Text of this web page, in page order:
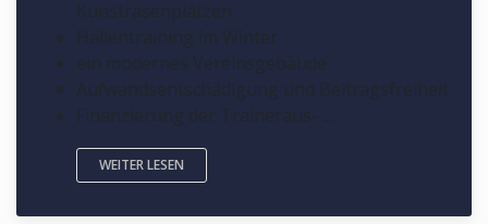
WEITER LESEN